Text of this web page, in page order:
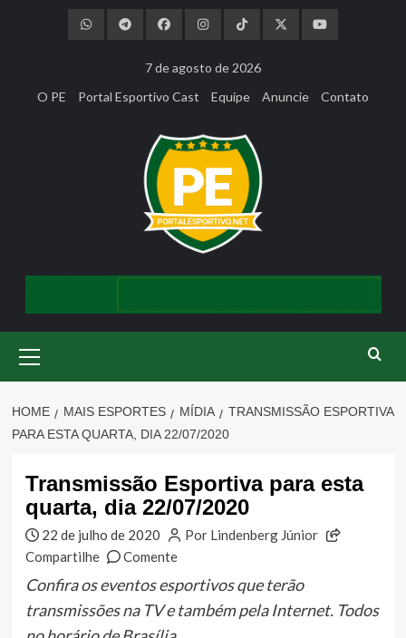
7 de agosto de 2026
O PE
Portal Esportivo Cast Equipe Anuncie Contato
Menu
HOME MAIS ESPORTES MÍDIA
TRANSMISSÃO ESPORTIVA
PARA ESTA QUARTA, DIA 22/07/2020
Transmissão Esportiva para esta
quarta, dia 22/07/2020
22 de julho de 2020
Por Lindenberg Júnior
Compartilhe
Comente
Confira os eventos esportivos que terão
transmissões na TV e também pela Internet. Todos